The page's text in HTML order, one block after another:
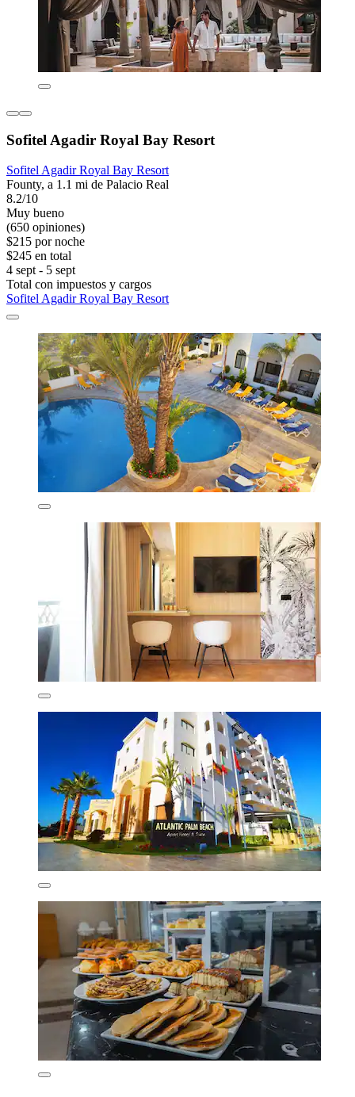
Sofitel Agadir Royal Bay Resort
Sofitel Agadir Royal Bay Resort
Founty, a 1.1 mi de Palacio Real
8.2/10
Muy bueno
(650 opiniones)
$215 por noche
$245 en total
4 sept - 5 sept
Total con impuestos y cargos
Sofitel Agadir Royal Bay Resort